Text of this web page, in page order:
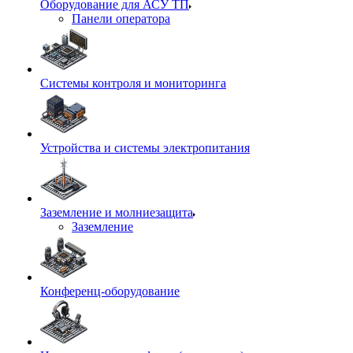
Оборудование для АСУ ТП
Панели оператора
Системы контроля и мониторинга
Устройства и системы электропитания
Заземление и молниезащита
Заземление
Конференц-оборудование